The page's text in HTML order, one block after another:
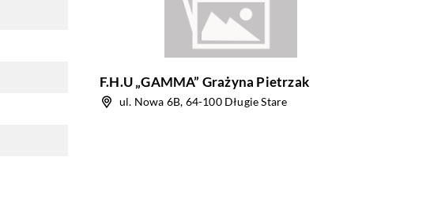
F.H.U „GAMMA” Grażyna Pietrzak
ul. Nowa 6B, 64-100 Długie Stare